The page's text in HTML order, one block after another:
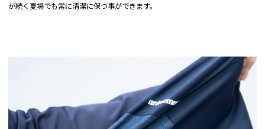
が続く夏場でも常に清潔に保つ事ができます。